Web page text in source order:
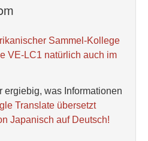
Sammel-Kollege
VE-LC1 natürlich auch im
ergiebig, was Informationen
Translate übersetzt
Japanisch auf Deutsch!